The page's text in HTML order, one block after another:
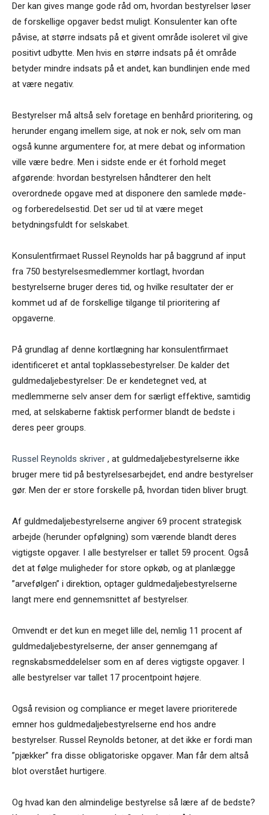
Der kan gives mange gode råd om, hvordan bestyrelser løser
de forskellige opgaver bedst muligt. Konsulenter kan ofte
påvise, at større indsats på et givent område isoleret vil give
positivt udbytte. Men hvis en større indsats på ét område
betyder mindre indsats på et andet, kan bundlinjen ende med
at være negativ.
Bestyrelser må altså selv foretage en benhård prioritering, og
herunder engang imellem sige, at nok er nok, selv om man
også kunne argumentere for, at mere debat og information
ville være bedre. Men i sidste ende er ét forhold meget
afgørende: hvordan bestyrelsen håndterer den helt
overordnede opgave med at disponere den samlede møde-
og forberedelsestid. Det ser ud til at være meget
betydningsfuldt for selskabet.
Konsulentfirmaet Russel Reynolds har på baggrund af input
fra 750 bestyrelsesmedlemmer kortlagt, hvordan
bestyrelserne bruger deres tid, og hvilke resultater der er
kommet ud af de forskellige tilgange til prioritering af
opgaverne.
På grundlag af denne kortlægning har konsulentfirmaet
identificeret et antal topklassebestyrelser. De kalder det
guldmedaljebestyrelser: De er kendetegnet ved, at
medlemmerne selv anser dem for særligt effektive, samtidig
med, at selskaberne faktisk performer blandt de bedste i
deres peer groups.
Russel Reynolds skriver , at guldmedaljebestyrelserne ikke
bruger mere tid på bestyrelsesarbejdet, end andre bestyrelser
gør. Men der er store forskelle på, hvordan tiden bliver brugt.
Af guldmedaljebestyrelserne angiver 69 procent strategisk
arbejde (herunder opfølgning) som værende blandt deres
vigtigste opgaver. I alle bestyrelser er tallet 59 procent. Også
det at følge muligheder for store opkøb, og at planlægge
”arvefølgen” i direktion, optager guldmedaljebestyrelserne
langt mere end gennemsnittet af bestyrelser.
Omvendt er det kun en meget lille del, nemlig 11 procent af
guldmedaljebestyrelserne, der anser gennemgang af
regnskabsmeddelelser som en af deres vigtigste opgaver. I
alle bestyrelser var tallet 17 procentpoint højere.
Også revision og compliance er meget lavere prioriterede
emner hos guldmedaljebestyrelserne end hos andre
bestyrelser. Russel Reynolds betoner, at det ikke er fordi man
”pjækker” fra disse obligatoriske opgaver. Man får dem altså
blot overstået hurtigere.
Og hvad kan den almindelige bestyrelse så lære af de bedste?